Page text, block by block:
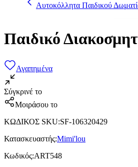
Αυτοκόλλητα Παιδικού
Παιδικό
Αγαπημένα
Σύγκρινέ το
Μοιράσου το
ΚΩΔΙΚΟΣ SKU:SF-106320429
Κατασκευαστής:Mimi'lou
Κωδικός:ART548